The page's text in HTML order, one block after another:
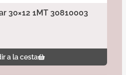
30×12 1MT 30810003
a la cesta